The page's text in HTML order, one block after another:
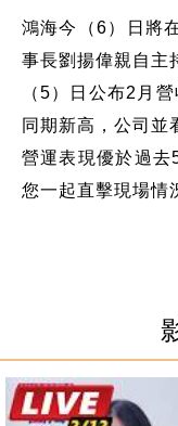
鴻海今（6）日將
事長劉揚偉親自主
（5）日公布2月
同期新高，公司並
營運表現優於過
您一起直擊現場情